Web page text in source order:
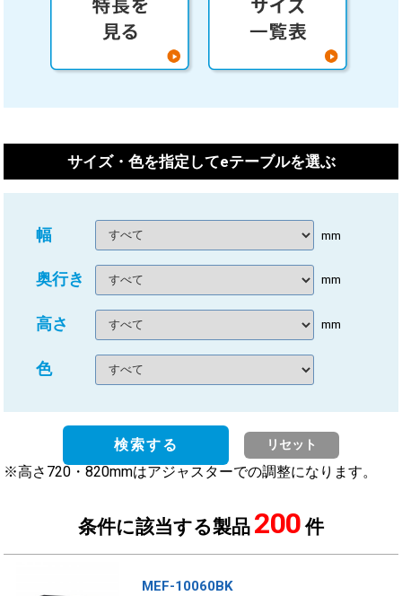
サイズ・色を指定してeテーブルを選ぶ
幅 mm
奥行き mm
高さ mm
色
検索する リセット
※高さ720・820mmはアジャスターでの調整になります。
条件に該当する製品 200 件
MEF-10060BK